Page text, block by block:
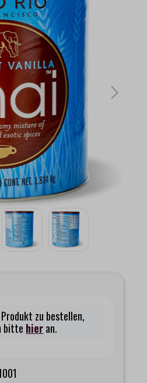
zu bestellen,
bitte hieran.